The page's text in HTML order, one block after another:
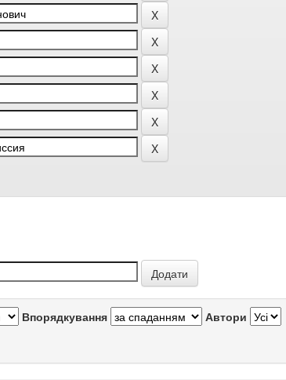
Впорядкування Автори